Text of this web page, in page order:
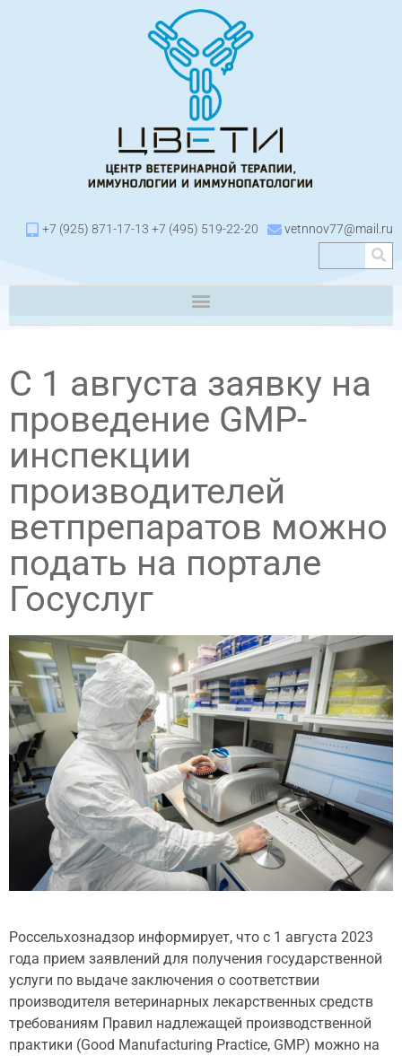
+7 (925) 871-17-13 +7 (495) 519-22-20 vetnnov77@mail.ru
С 1 августа заявку на
проведение GMP-
инспекции
производителей
ветпрепаратов можно
подать на портале
Госуслуг
Россельхознадзор информирует, что с 1 августа 2023
года прием заявлений для получения государственной
услуги по выдаче заключения о соответствии
производителя ветеринарных лекарственных средств
требованиям Правил надлежащей производственной
практики (Good Manufacturing Practice, GMP) можно на